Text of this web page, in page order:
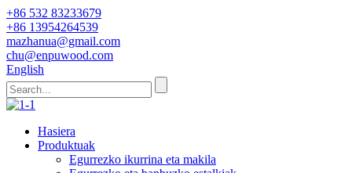
+86 532 83233679
+86 13954264539
mazhanua@gmail.com
chu@enpuwood.com
English
Hasiera
Produktuak
Egurrezko ikurrina eta makila